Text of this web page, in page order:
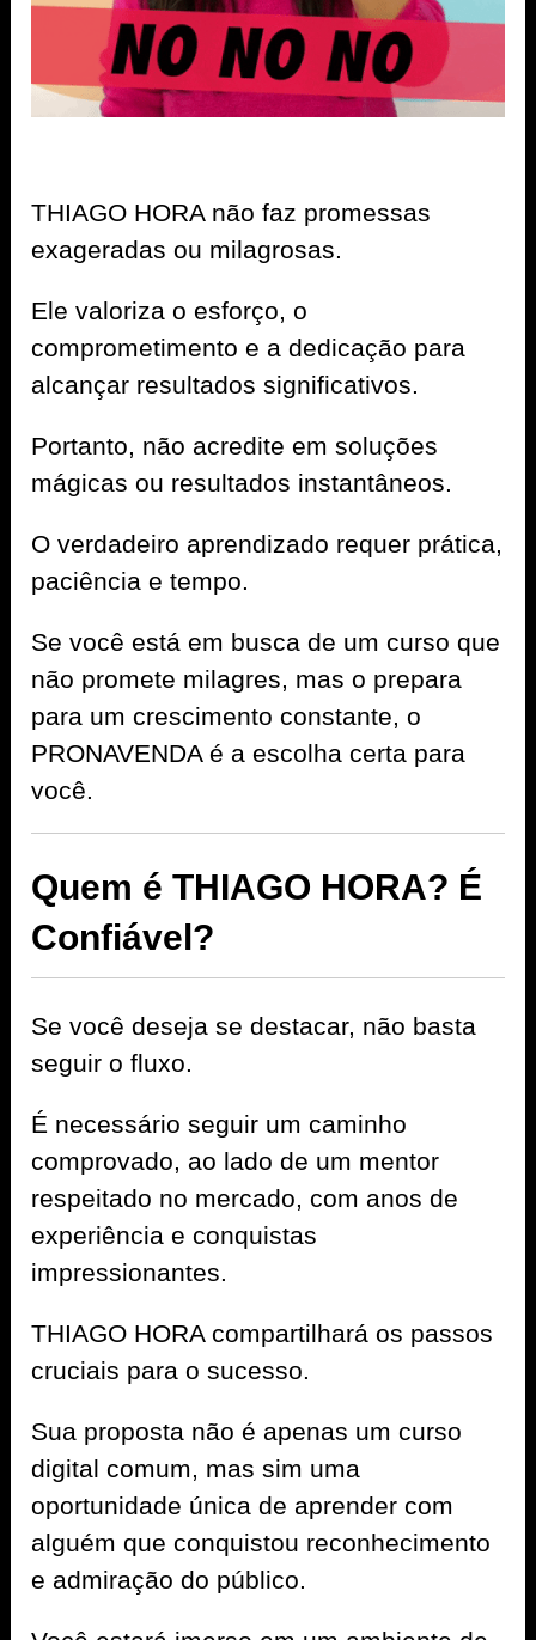
THIAGO HORA não faz promessas
exageradas ou milagrosas.
Ele valoriza o esforço, o
comprometimento e a dedicação para
alcançar resultados significativos.
Portanto, não acredite em soluções
mágicas ou resultados instantâneos.
O verdadeiro aprendizado requer prática,
paciência e tempo.
Se você está em busca de um curso que
não promete milagres, mas o prepara
para um crescimento constante, o
PRONAVENDA é a escolha certa para
você.
Quem é THIAGO HORA? É
Confiável?
Se você deseja se destacar, não basta
seguir o fluxo.
É necessário seguir um caminho
comprovado, ao lado de um mentor
respeitado no mercado, com anos de
experiência e conquistas
impressionantes.
THIAGO HORA compartilhará os passos
cruciais para o sucesso.
Sua proposta não é apenas um curso
digital comum, mas sim uma
oportunidade única de aprender com
alguém que conquistou reconhecimento
e admiração do público.